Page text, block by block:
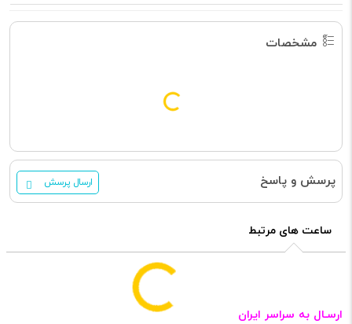
مشخصات
پرسش و پاسخ ارسال پرسش
ساعت های مرتبط
ارسـال به سراسر ایران